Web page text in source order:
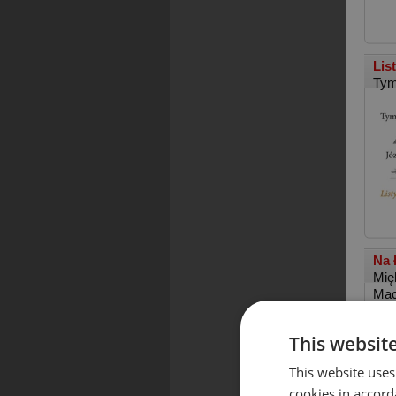
Na
This
This website